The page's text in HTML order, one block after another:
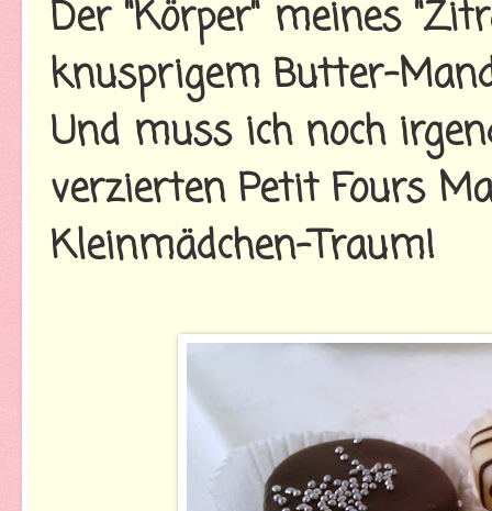
Der "Körper" meines
knusprigem Butter-
Und muss ich noch
verzierten Petit Fours
Kleinmädchen-Traum!